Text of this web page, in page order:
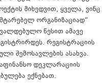
მიხედვით, ყველა, ვინც
ორგანიზაციად“
წესით ამავე
რეგისტრაციის
შემოსავლების ასახვა.
დეკლარაციის
ექნებათ.